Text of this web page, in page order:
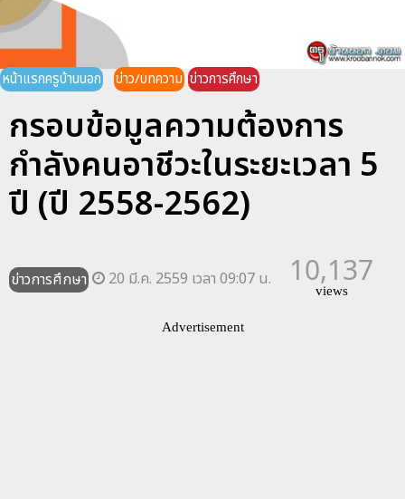
หน้าแรกครูบ้านนอก ข่าว/บทความ ข่าวการศึกษา
กรอบข้อมูลความต้องการ
กำลังคนอาชีวะในระยะเวลา 5
ปี (ปี 2558-2562)
ข่าวการศึกษา 20 มี.ค. 2559 เวลา 09:07 น. 10,137
views
Advertisement